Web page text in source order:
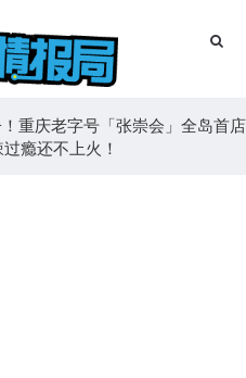
重庆老字号「张崇会」全岛首店
瘾还不上火！